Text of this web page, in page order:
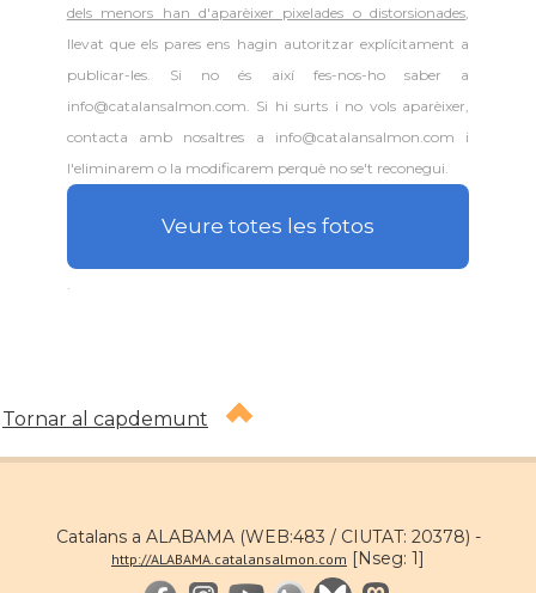
dels menors han d'aparèixer pixelades o distorsionades,
llevat que els pares ens hagin autoritzar explícitament a
publicar-les. Si no és així fes-nos-ho saber a
info@catalansalmon.com. Si hi surts i no vols aparèixer,
contacta amb nosaltres a info@catalansalmon.com i
l'eliminarem o la modificarem perquè no se't reconegui.
Veure totes les fotos
Tornar al capdemunt
Catalans a ALABAMA (WEB:483 / CIUTAT: 20378) -
http://ALABAMA.catalansalmon.com [Nseg: 1]